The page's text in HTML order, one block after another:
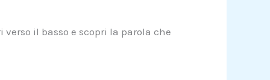
il basso e scopri la parola che